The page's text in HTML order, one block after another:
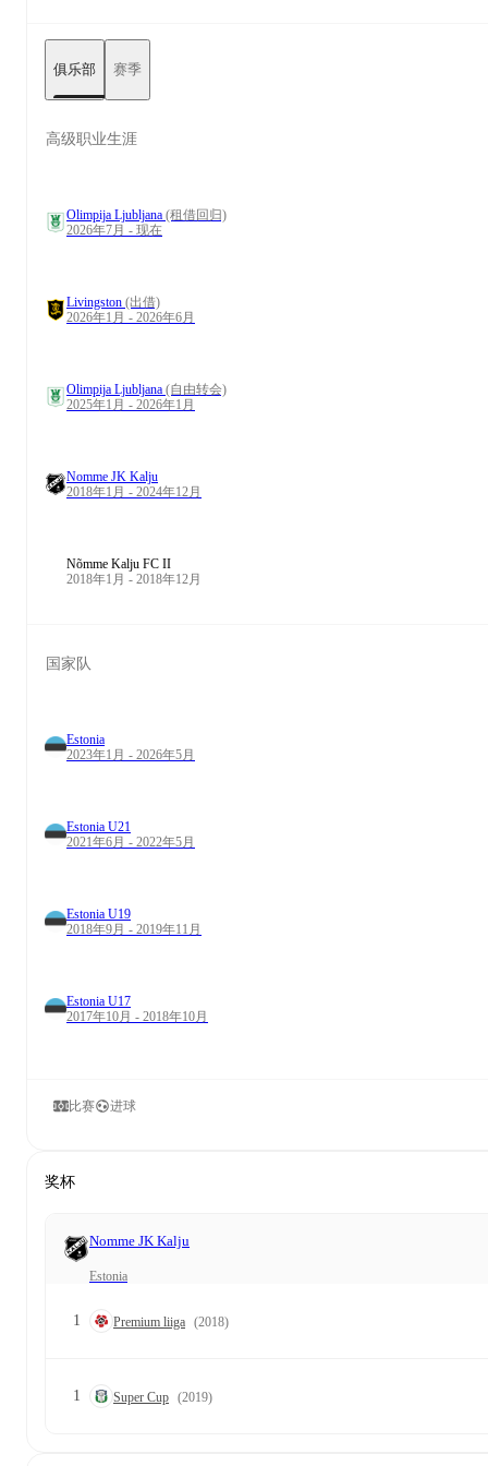
俱乐部 赛季
高级职业生涯
Olimpija Ljubljana (租借回归)
2026年7月 - 现在
Livingston (出借)
2026年1月 - 2026年6月
Olimpija Ljubljana (自由转会)
2025年1月 - 2026年1月
Nomme JK Kalju
2018年1月 - 2024年12月
Nõmme Kalju FC II
2018年1月 - 2018年12月
国家队
Estonia
2023年1月 - 2026年5月
Estonia U21
2021年6月 - 2022年5月
Estonia U19
2018年9月 - 2019年11月
Estonia U17
2017年10月 - 2018年10月
比赛 进球
奖杯
Nomme JK Kalju
Estonia
1 Premium liiga (2018)
1 Super Cup (2019)